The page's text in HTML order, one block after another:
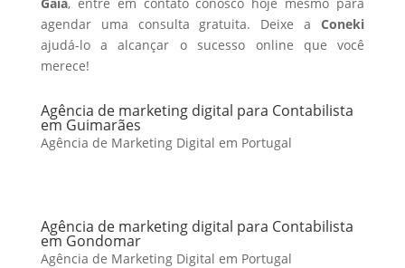
agendar uma consulta gratuita. Deixe aConeki
ajudá-lo a alcançar o sucesso online que você
merece!
Agência de marketing digital para Contabilista
em Guimarães
Agência de Marketing Digital em Portugal
Agência de marketing digital para Contabilista
em Gondomar
Agência de Marketing Digital em Portugal